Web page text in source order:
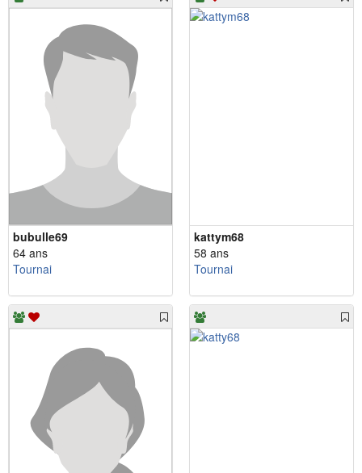
bubulle69
64 ans
Tournai
kattym68
58 ans
Tournai